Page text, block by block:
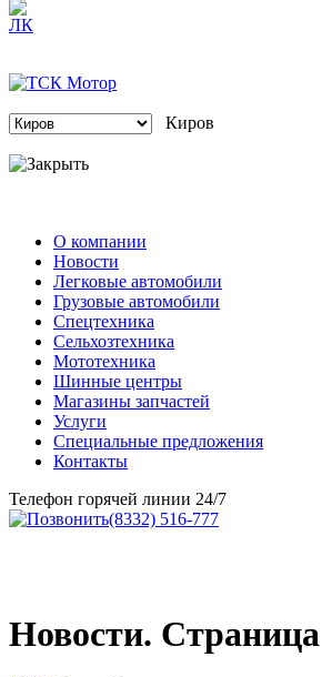
Киров
О компании
Новости
Легковые автомобили
Грузовые автомобили
Спецтехника
Сельхозтехника
Мототехника
Шинные центры
Магазины запчастей
Услуги
Специальные предложения
Контакты
Телефон горячей линии 24/7
(8332) 516-777
Новости.